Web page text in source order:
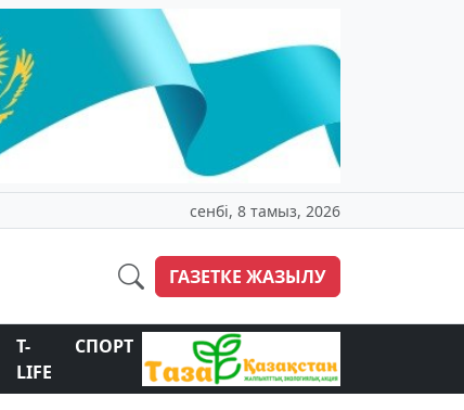
сенбі, 8 тамыз, 2026
ГАЗЕТКЕ ЖАЗЫЛУ
T-
LIFE
СПОРТ